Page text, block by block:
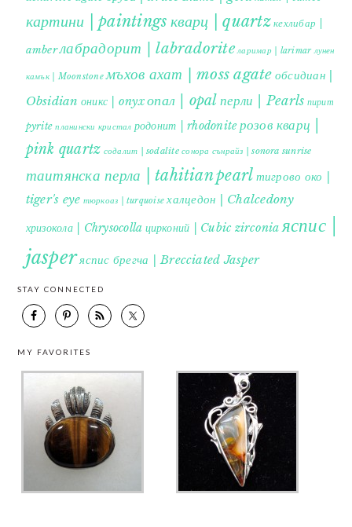
картини | paintings кварц | quartzкехлибар |
amberлабрадорит | labradorite ларимар | larimar лунен
камък | Moonstone мъхов ахат | moss agate обсидиан |
Obsidian оникс | onyxопал | opal перли | Pearls пирит |
pyrite планински кристал родонит | rhodonite розов кварц |
pink quartz содалит | sodalite сонора сънрайз | sonora sunrise
таитянска перла | tahitian pearl тигрово око |
tiger's eye тюркоаз | turquoise халцедон | Chalcedony
хризокола | Chrysocolla цирконий | Cubic zirconia яспис |
jasperяспис брегча | Brecciated Jasper
STAY CONNECTED
MY FAVORITES